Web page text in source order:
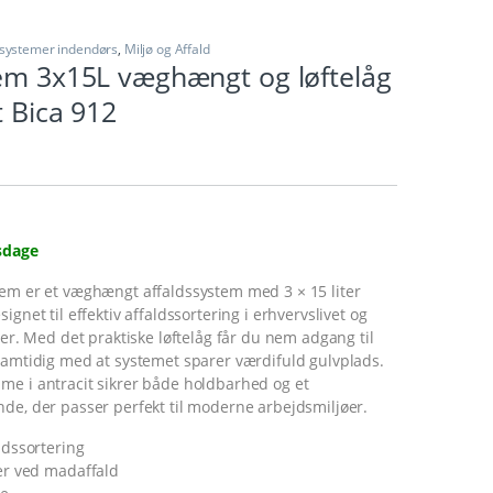
indendørs, Miljø og Affald
3x15L væghængt og løftelåg
912
er et væghængt affaldssystem med 3 × 15 liter
til effektiv affaldssortering i erhvervslivet og
Med det praktiske løftelåg får du nem adgang til
med at systemet sparer værdifuld gulvplads.
i antracit sikrer både holdbarhed og et
der passer perfekt til moderne arbejdsmiljøer.
ved madaffald